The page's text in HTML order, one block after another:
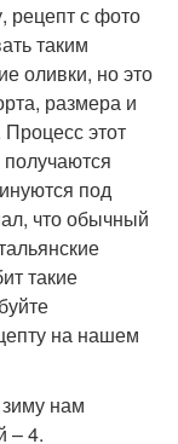
рецепт с фото
таким
оливки, но это
размера и
этот
получаются
под
что обычный
такие
на нашем
нам
– 4.